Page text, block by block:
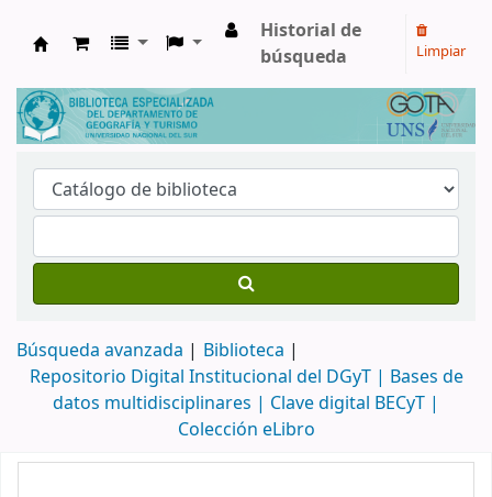
Biblioteca de Geografía y Turismo
Historial de
búsqueda
Limpiar
Búsqueda avanzada
Biblioteca
Repositorio Digital Institucional del DGyT | Bases de
datos multidisciplinares | Clave digital BECyT |
Colección eLibro
Inicio